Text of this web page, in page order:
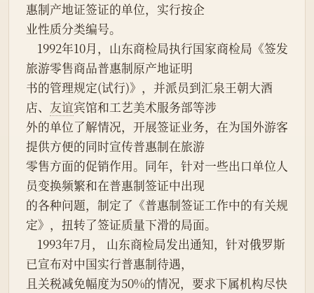
惠制产地证签证的单位，实行按企
业性质分类编号。
旅游零售商品普惠制原产地证明
书的管理规定(试行)》，并派员到汇泉王朝大酒
店、 友谊宾馆和工艺美术服务部等涉
外的单位了解情况，开展签证业务，在为国外游客
提供方便的同时宣传普惠制在旅游
零售方面的促销作用。同年，针对一些出口单位人
员变换频繁和在普惠制签证中出现
的各种问题，制定了《普惠制签证工作中的有关规
定》，扭转了签证质量下滑的局面。
已宣布对中国实行普惠制待遇，
且关税减免幅度为50%的情况，要求下属机构尽快